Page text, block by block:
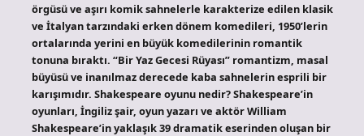
örgüsü ve aşırı komik sahnelerle karakterize edilen klasik
ve İtalyan tarzındaki erken dönem komedileri, 1950’lerin
ortalarında yerini en büyük komedilerinin romantik
tonuna bıraktı. “Bir Yaz Gecesi Rüyası” romantizm, masal
büyüsü ve inanılmaz derecede kaba sahnelerin esprili bir
karışımıdır. Shakespeare oyunu nedir? Shakespeare’in
oyunları, İngiliz şair, oyun yazarı ve aktör William
Shakespeare’in yaklaşık 39 dramatik eserinden oluşan bir